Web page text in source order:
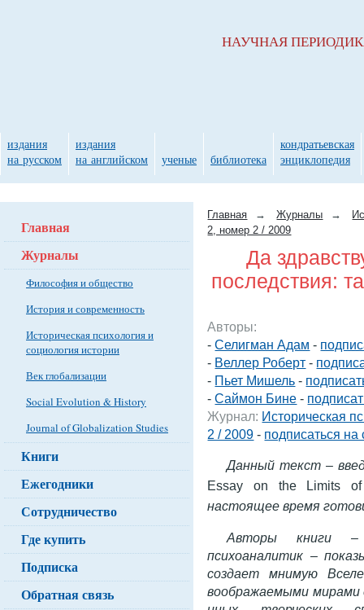
Главная → Журналы →
2, номер 2 / 2009
Да
последствия:
Авторы:
-Селигман Адам -
- Веллер Роберт -
- Пьет Мишель -
-Саймон Бине -
Журнал: Историческая
2 / 2009 - подписаться на
Данный текст –
Essay on the Limits of
настоящее время
Авторы книги –
психоаналитик –
создает мнимую
воображаемыми мирами
Главная
Журналы
Философия и общество
История и современность
Историческая психология и
социология истории
Век глобализации
Social Evolution & History
Journal of Globalization Studies
Книги
Ежегодники
Сотрудничество
Где купить
Подписка
Обратная связь
НАУЧНАЯ
издания
на русском
издания
на английском
ученые библиотека
кондратьевская
энциклопедия